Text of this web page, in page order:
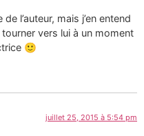
l’auteur, mais j’en entend
vers lui à un moment
🙂
juillet 25, 2015 à 5:54 pm